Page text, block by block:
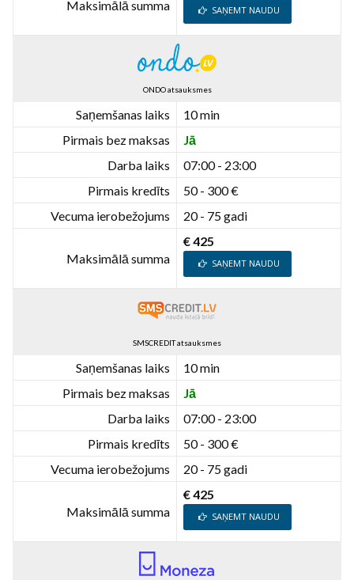
Maksimālā summa SAŅEMT NAUDU
ONDO atsauksmes
Saņemšanas laiks
10 min
Pirmais bez maksas
Jā
Darba laiks
07:00 - 23:00
Pirmais kredīts
50 - 300 €
Vecuma ierobežojums
20 - 75 gadi
Maksimālā summa
€ 425
SAŅEMT NAUDU
SMSCREDIT atsauksmes
Saņemšanas laiks
10 min
Pirmais bez maksas
Jā
Darba laiks
07:00 - 23:00
Pirmais kredīts
50 - 300 €
Vecuma ierobežojums
20 - 75 gadi
Maksimālā summa
€ 425
SAŅEMT NAUDU